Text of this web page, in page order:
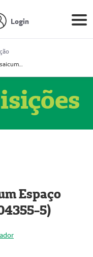
Login
Prestador Mosaicum Espaço Clínico Eireli (51004355-5)
Espaço
5)